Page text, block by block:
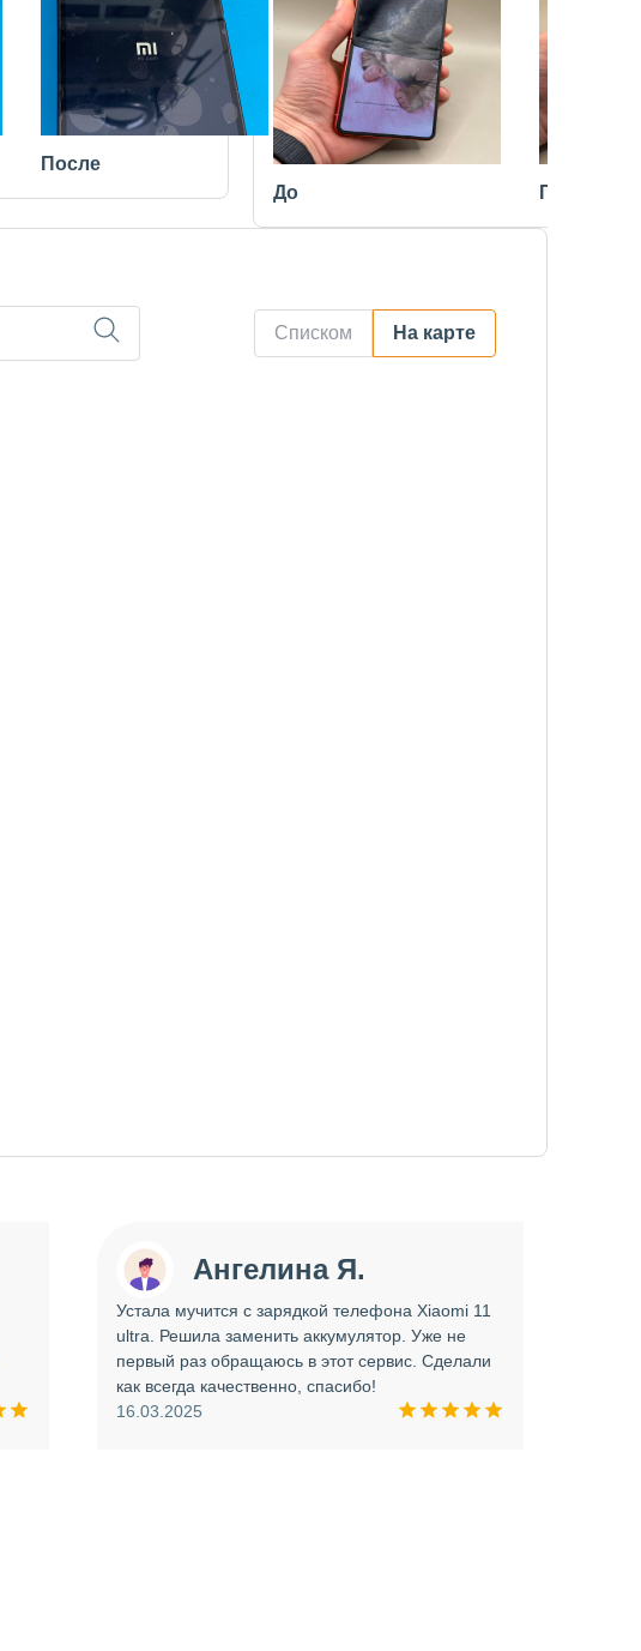
После
До После
Списком На карте
Ангелина Я.
Устала мучится с зарядкой телефона Xiaomi 11
ultra. Решила заменить аккумулятор. Уже не
первый раз обращаюсь в этот сервис. Сделали
как всегда качественно, спасибо!
16.03.2025